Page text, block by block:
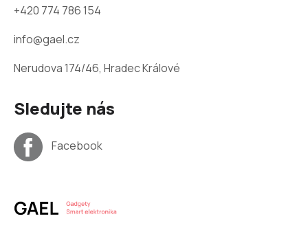
+420 774 786 154
info@gael.cz
Nerudova 174/46, Hradec Králové
Sledujte nás
Facebook